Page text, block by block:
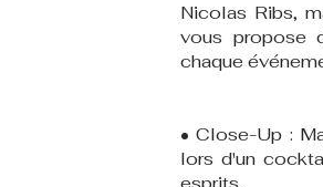
Nicolas Ribs,
vous propose
chaque
• Close-Up :
lors d'un